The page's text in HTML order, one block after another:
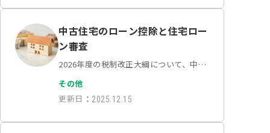
るケースがあります。35年ローンの詳細
シミュレーションで…
中古住宅のローン控除と住宅ロー
ン審査
2026年度の税制改正大綱について、中古
住宅の住宅ローン控除の限度額を条件付
きで最大4500万円に引き上げ、適用期間
一部報道がありました。新築住宅の価格
その他
更新日 ： 2025.12.15